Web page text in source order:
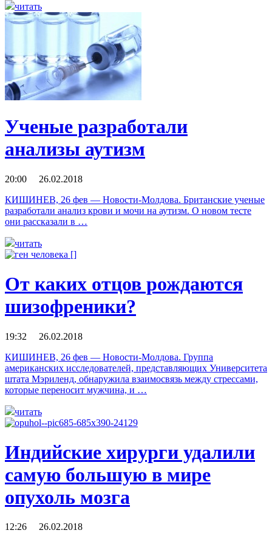
читать
Ученые разработали
анализы аутизм
20:00 26.02.2018
КИШИНЕВ, 26 фев — Новости-Молдова. Британские ученые
разработали анализ крови и мочи на аутизм. О новом тесте
они рассказали в …
читать
От каких отцов рождаются
шизофреники?
19:32 26.02.2018
КИШИНЕВ, 26 фев — Новости-Молдова. Группа
американских исследователей, представляющих Университета
штата Мэриленд, обнаружила взаимосвязь между стрессами,
которые переносит мужчина, и …
читать
Индийские хирурги удалили
самую большую в мире
опухоль мозга
12:26 26.02.2018